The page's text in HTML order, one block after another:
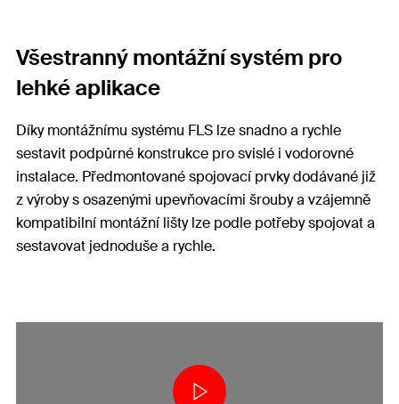
Všestranný montážní systém pro
lehké aplikace
Díky montážnímu systému FLS lze snadno a rychle
sestavit podpůrné konstrukce pro svislé i vodorovné
instalace. Předmontované spojovací prvky dodávané již
z výroby s osazenými upevňovacími šrouby a vzájemně
kompatibilní montážní lišty lze podle potřeby spojovat a
sestavovat jednoduše a rychle.